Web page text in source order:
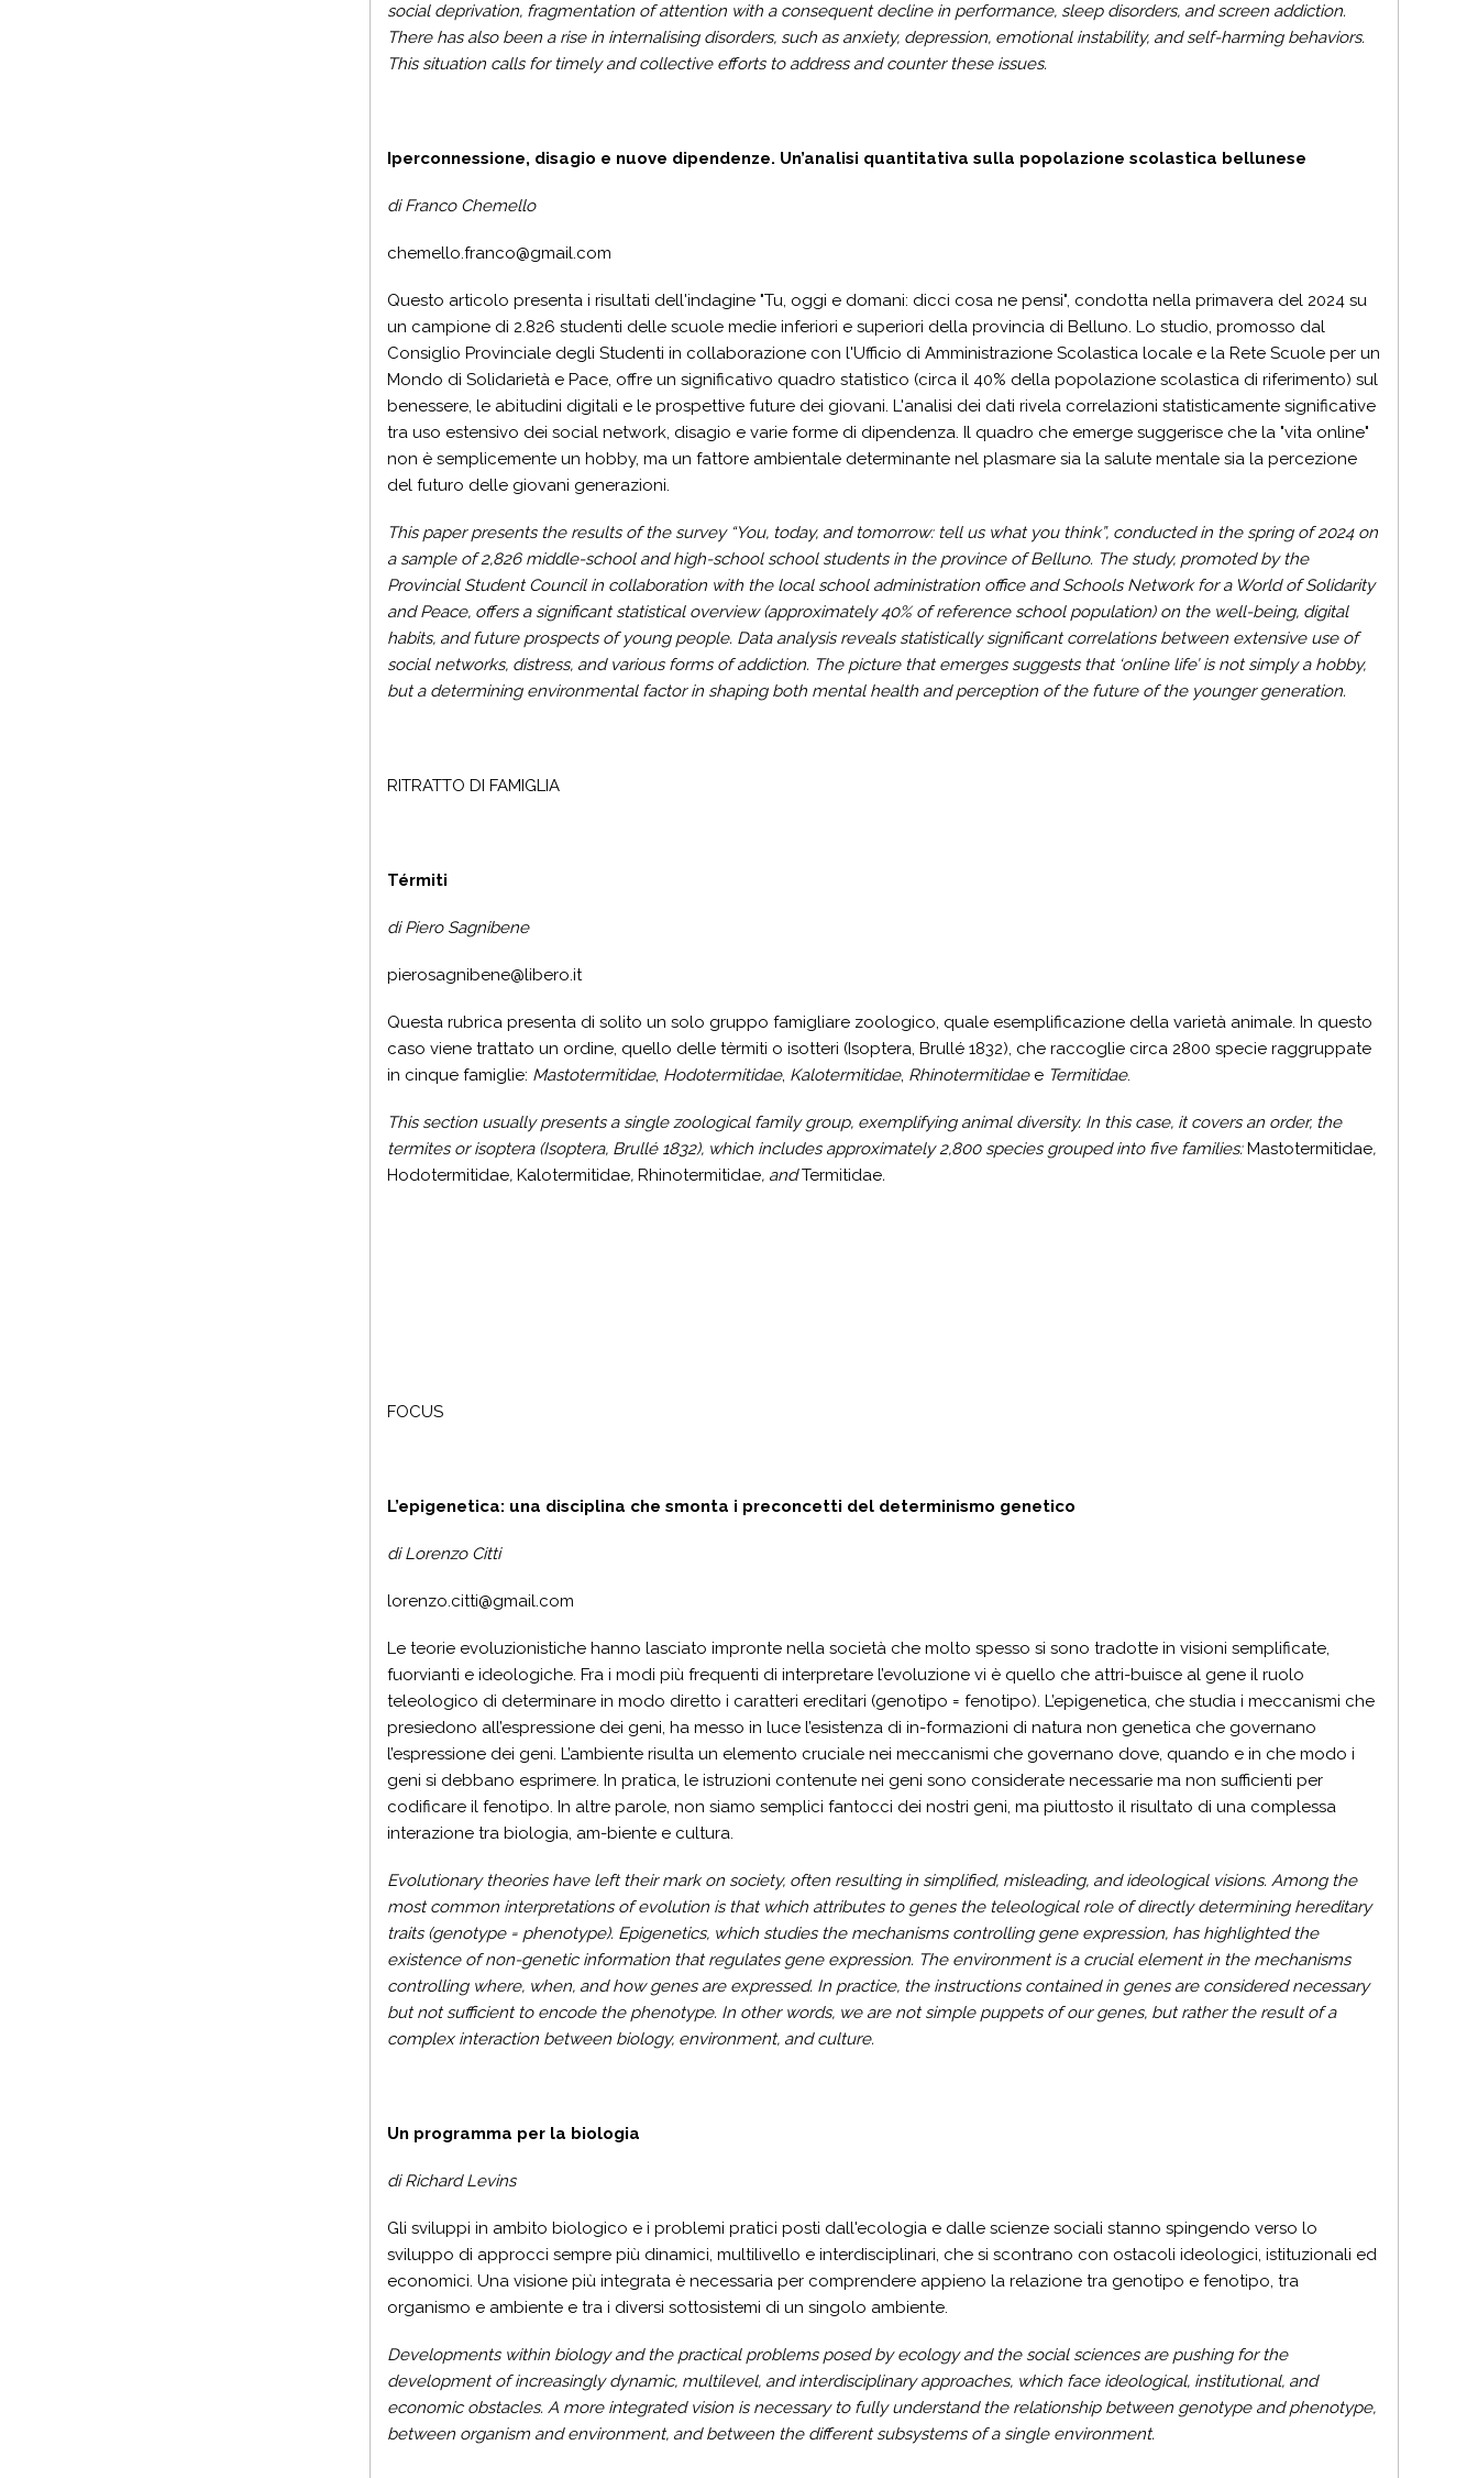
social deprivation, fragmentation of attention with a consequent decline in performance, sleep disorders, and screen addiction.
There has also been a rise in internalising disorders, such as anxiety, depression, emotional instability, and self-harming behaviors.
This situation calls for timely and collective efforts to address and counter these issues.
Iperconnessione, disagio e nuove dipendenze. Un’analisi quantitativa sulla popolazione scolastica bellunese
di Franco Chemello
chemello.franco@gmail.com
Questo articolo presenta i risultati dell'indagine "Tu, oggi e domani: dicci cosa ne pensi", condotta nella primavera del 2024 su
un campione di 2.826 studenti delle scuole medie inferiori e superiori della provincia di Belluno. Lo studio, promosso dal
Consiglio Provinciale degli Studenti in collaborazione con l'Ufficio di Amministrazione Scolastica locale e la Rete Scuole per un
Mondo di Solidarietà e Pace, offre un significativo quadro statistico (circa il 40% della popolazione scolastica di riferimento) sul
benessere, le abitudini digitali e le prospettive future dei giovani. L'analisi dei dati rivela correlazioni statisticamente significative
tra uso estensivo dei social network, disagio e varie forme di dipendenza. Il quadro che emerge suggerisce che la "vita online"
non è semplicemente un hobby, ma un fattore ambientale determinante nel plasmare sia la salute mentale sia la percezione
del futuro delle giovani generazioni.
This paper presents the results of the survey “You, today, and tomorrow: tell us what you think”, conducted in the spring of 2024 on
a sample of 2,826 middle-school and high-school school students in the province of Belluno. The study, promoted by the
Provincial Student Council in collaboration with the local school administration office and Schools Network for a World of Solidarity
and Peace, offers a significant statistical overview (approximately 40% of reference school population) on the well-being, digital
habits, and future prospects of young people. Data analysis reveals statistically significant correlations between extensive use of
social networks, distress, and various forms of addiction. The picture that emerges suggests that ‘online life’ is not simply a hobby,
but a determining environmental factor in shaping both mental health and perception of the future of the younger generation.
RITRATTO DI FAMIGLIA
Térmiti
di Piero Sagnibene
pierosagnibene@libero.it
Questa rubrica presenta di solito un solo gruppo famigliare zoologico, quale esemplificazione della varietà animale. In questo
caso viene trattato un ordine, quello delle tèrmiti o isotteri (Isoptera, Brullé 1832), che raccoglie circa 2800 specie raggruppate
in cinque famiglie: Mastotermitidae, Hodotermitidae, Kalotermitidae, Rhinotermitidaee Termitidae.
This section usually presents a single zoological family group, exemplifying animal diversity. In this case, it covers an order, the
termites or isoptera (Isoptera, Brullé 1832), which includes approximately 2,800 species grouped into five families:Mastotermitidae,
Hodotermitidae, Kalotermitidae, Rhinotermitidae, andTermitidae.
FOCUS
L’epigenetica: una disciplina che smonta i preconcetti del determinismo genetico
di Lorenzo Citti
lorenzo.citti@gmail.com
Le teorie evoluzionistiche hanno lasciato impronte nella società che molto spesso si sono tradotte in visioni semplificate,
fuorvianti e ideologiche. Fra i modi più frequenti di interpretare l’evoluzione vi è quello che attri-buisce al gene il ruolo
teleologico di determinare in modo diretto i caratteri ereditari (genotipo = fenotipo). L’epigenetica, che studia i meccanismi che
presiedono all’espressione dei geni, ha messo in luce l’esistenza di in-formazioni di natura non genetica che governano
l’espressione dei geni. L’ambiente risulta un elemento cruciale nei meccanismi che governano dove, quando e in che modo i
geni si debbano esprimere. In pratica, le istruzioni contenute nei geni sono considerate necessarie ma non sufficienti per
codificare il fenotipo. In altre parole, non siamo semplici fantocci dei nostri geni, ma piuttosto il risultato di una complessa
interazione tra biologia, am-biente e cultura.
Evolutionary theories have left their mark on society, often resulting in simplified, misleading, and ideological visions. Among the
most common interpretations of evolution is that which attributes to genes the teleological role of directly determining hereditary
traits (genotype = phenotype). Epigenetics, which studies the mechanisms controlling gene expression, has highlighted the
existence of non-genetic information that regulates gene expression. The environment is a crucial element in the mechanisms
controlling where, when, and how genes are expressed. In practice, the instructions contained in genes are considered necessary
but not sufficient to encode the phenotype. In other words, we are not simple puppets of our genes, but rather the result of a
complex interaction between biology, environment, and culture.
Un programma per la biologia
di Richard Levins
Gli sviluppi in ambito biologico e i problemi pratici posti dall'ecologia e dalle scienze sociali stanno spingendo verso lo
sviluppo di approcci sempre più dinamici, multilivello e interdisciplinari, che si scontrano con ostacoli ideologici, istituzionali ed
economici. Una visione più integrata è necessaria per comprendere appieno la relazione tra genotipo e fenotipo, tra
organismo e ambiente e tra i diversi sottosistemi di un singolo ambiente.
Developments within biology and the practical problems posed by ecology and the social sciences are pushing for the
development of increasingly dynamic, multilevel, and interdisciplinary approaches, which face ideological, institutional, and
economic obstacles. A more integrated vision is necessary to fully understand the relationship between genotype and phenotype,
between organism and environment, and between the different subsystems of a single environment.